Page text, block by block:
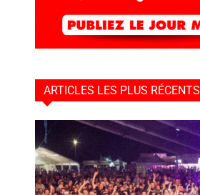
ARTICLES LES PLUS RÉCENTS